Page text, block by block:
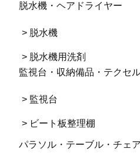
脱水機・ヘアドライヤー
> 脱水機
> 脱水機用洗剤
監視台・収納備品・テクセ
> 監視台
> ビート板整理棚
パラソル・テーブル・チェ